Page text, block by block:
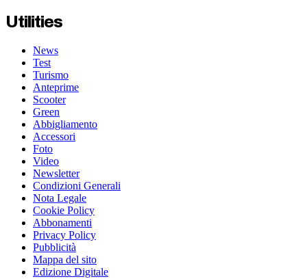
Utilities
News
Test
Turismo
Anteprime
Scooter
Green
Abbigliamento
Accessori
Foto
Video
Newsletter
Condizioni Generali
Nota Legale
Cookie Policy
Abbonamenti
Privacy Policy
Pubblicità
Mappa del sito
Edizione Digitale